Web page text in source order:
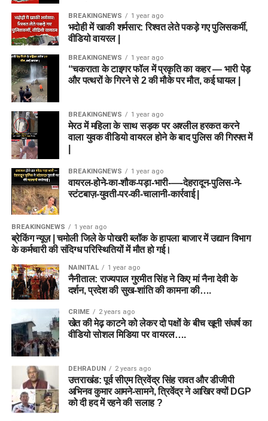
BREAKINGNEWS 1 year ago
भदोही में खाकी शर्मसार: रिश्वत लेते पकड़े गए पुलिसकर्मी,
वीडियो वायरल |
BREAKINGNEWS 1 year ago
“चकराता के टाइगर फॉल में प्रकृति का कहर — भारी पेड़
और पत्थरों के गिरने से 2 की मौके पर मौत, कई घायल |
BREAKINGNEWS 1 year ago
मेरठ में महिला के साथ सड़क पर अश्लील हरकत करने
वाला युवक वीडियो वायरल होने के बाद पुलिस की गिरफ्त में
BREAKINGNEWS 1 year ago
वायरल-होने-का-शौक-पड़ा-भारी-—-देहरादून-पुलिस-ने-
स्टंटबाज़-युवती-पर-की-चालानी-कार्रवाई |
BREAKINGNEWS 1 year ago
ब्रेकिंग न्यूज़ | चमोली जिले के पोखरी ब्लॉक के हापला बाजार में उद्यान विभाग
के कर्मचारी की संदिग्ध परिस्थितियों में मौत हो गई।
NAINITAL 1 year ago
नैनीताल: राज्यपाल गुरमीत सिंह ने किए मां नैना देवी के
दर्शन, प्रदेश की सुख-शांति की कामना की….
CRIME 2 years ago
खेत की मेढ़ काटने को लेकर दो पक्षों के बीच खूनी संघर्ष का
वीडियो सोशल मिडिया पर वायरल….
DEHRADUN 2 years ago
उत्तराखंड: पूर्व सीएम त्रिवेंद्र सिंह रावत और डीजीपी
अभिनव कुमार आमने-सामने, त्रिवेंद्र ने आखिर क्यों DGP
को दी हद में रहने की सलाह ?